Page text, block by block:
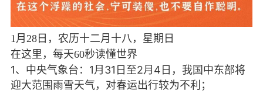
卡卡动能素 无创溶斑术
美业357 芯诗妍 卡卡美业
1月28日，农历十二月十八，星期日
在这里，每天60秒读懂世界
1、中央气象台：1月31日至2月4日，我国中东部将
迎大范围雨雪天气，对春运出行较为不利；